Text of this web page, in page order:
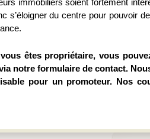
immobiliers soient fortement
s’éloigner du centre pour pouvoir
êtes propriétaire, vous
notre formulaire de contact.
pour un promoteur. Nos